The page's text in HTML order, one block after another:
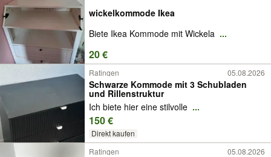
wickelkommode Ikea
Biete Ikea Kommode mit Wickela ...
20 €
Ratingen 05.08.2026
Schwarze Kommode mit 3 Schubladen
und Rillenstruktur
Ich biete hier eine stilvolle ...
150 €
Direkt kaufen
Ratingen
05.08.2026